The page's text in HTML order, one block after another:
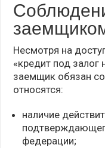
Несмотря на
«кредит под
заемщик обязан
относятся:
наличие
федерации;